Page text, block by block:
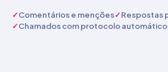
✓Comentários e menções✓Respostas
✓Chamados com protocolo automático